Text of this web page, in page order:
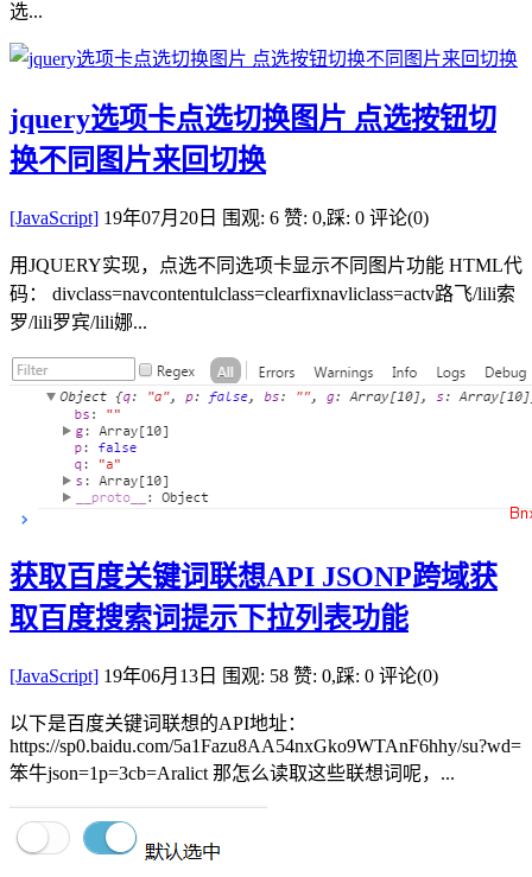
选...
jquery选项卡点选切换图片 点选按钮切
换不同图片来回切换
[JavaScript] 19年07月20日 围观: 6 赞: 0,踩: 0 评论(0)
用JQUERY实现，点选不同选项卡显示不同图片功能 HTML代
码： divclass=navcontentulclass=clearfixnavliclass=actv路飞/lili索
罗/lili罗宾/lili娜...
获取百度关键词联想API JSONP跨域获
取百度搜索词提示下拉列表功能
[JavaScript] 19年06月13日 围观: 58 赞: 0,踩: 0 评论(0)
以下是百度关键词联想的API地址：
https://sp0.baidu.com/5a1Fazu8AA54nxGko9WTAnF6hhy/su?wd=
笨牛json=1p=3cb=Aralict 那怎么读取这些联想词呢，...